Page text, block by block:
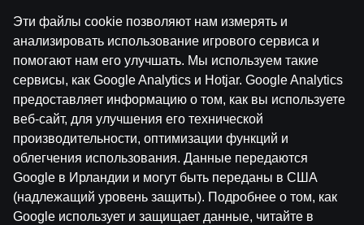
Условия использования
Служба поддержки
Играй ответственно
Филиалы
О компании Паф
Карьера в Paf
СМИ
Настройки файлов cookie
Эти файлы cookie позволяют нам измерять и
анализировать использование игрового сервиса и
помогают нам его улучшать. Мы используем такие
сервисы, как Google Analytics и Hotjar. Google Analytics
предоставляет информацию о том, как вы используете
веб-сайт, для улучшения его технической
производительности, оптимизации функций и
облегчения использования. Данные передаются
Google в Ирландии и могут быть переданы в США
(надлежащий уровень защиты). Подробнее о том, как
Google использует и защищает данные, читайте в